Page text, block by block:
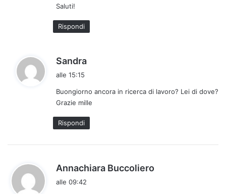
Saluti!
Rispondi
Sandra
e
t
t
o
alle 15:15
Buongiorno ancora in ricerca di lavoro? Lei di dove?
Grazie mille
Rispondi
Annachiara Buccoliero
alle 09:42